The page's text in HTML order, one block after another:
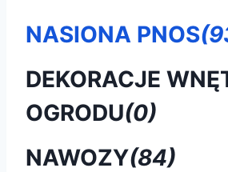
NASIONA PNOS
DEKORACJE
OGRODU(0)
NAWOZY(84)